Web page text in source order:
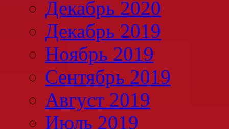
Декабрь 2020
Декабрь 2019
Ноябрь 2019
Сентябрь 2019
Август 2019
Июль 2019